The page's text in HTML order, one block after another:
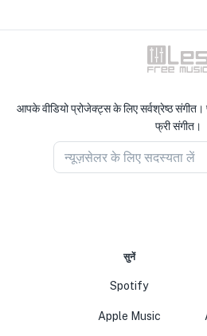
आपके वीडियो प्रोजेक्ट्स के लिए सर्वश्रेष्ठ संगीत।
फ्री संगीत।
न्यूज़सेलर के लिए सदस्यता लें
सुनें
Spotify
Apple Music